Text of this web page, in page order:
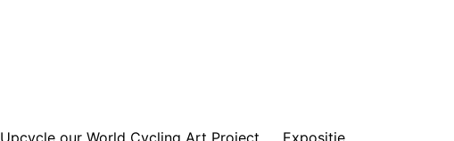
Upcycle our World Cycling Art Project Expositie